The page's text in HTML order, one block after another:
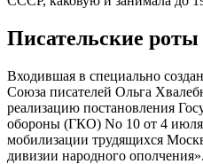
Писательские роты
Входившая в специально
Союза писателей Ольга
реализацию постановления
обороны (ГКО) No 10 от 4
мобилизации трудящихся
дивизии народного ополчения».